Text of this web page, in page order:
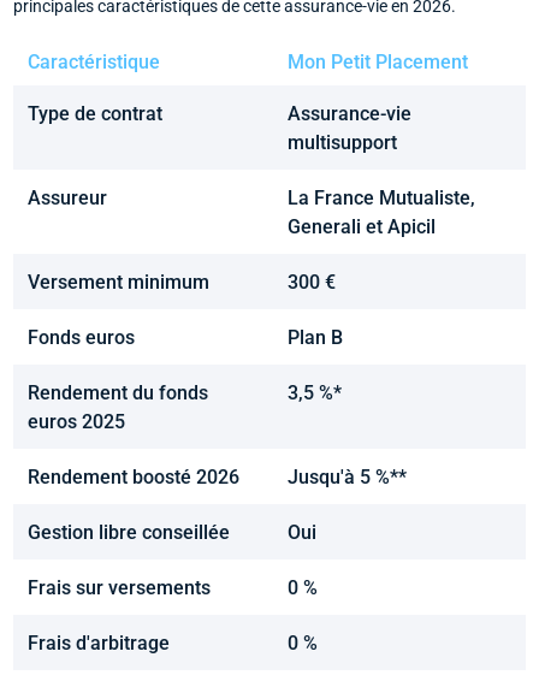
principales caractéristiques de cette assurance-vie en 2026.
Caractéristique Mon Petit Placement
Type de contrat
Assurance-vie
multisupport
Assureur
La France Mutualiste,
Generali et Apicil
Versement minimum 300 €
Fonds euros Plan B
Rendement du fonds
euros 2025
3,5 %*
Rendement boosté 2026 Jusqu'à 5 %**
Gestion libre conseillée Oui
Frais sur versements 0 %
Frais d'arbitrage 0 %